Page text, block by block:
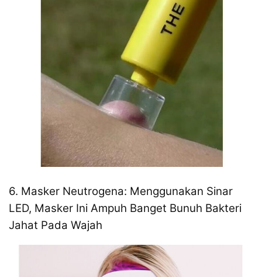
6. Masker Neutrogena: Menggunakan Sinar
LED, Masker Ini Ampuh Banget Bunuh Bakteri
Jahat Pada Wajah